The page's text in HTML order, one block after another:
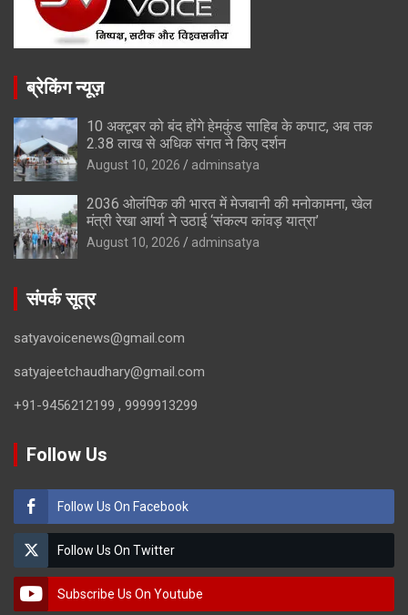
ब्रेकिंग न्यूज़
10 अक्टूबर को बंद होंगे हेमकुंड साहिब के कपाट, अब तक
2.38 लाख से अधिक संगत ने किए दर्शन
August 10, 2026 adminsatya
2036 ओलंपिक की भारत में मेजबानी की मनोकामना, खेल
मंत्री रेखा आर्या ने उठाई ‘संकल्प कांवड़ यात्रा’
August 10, 2026 adminsatya
संपर्क सूत्र
satyavoicenews@gmail.com
satyajeetchaudhary@gmail.com
+91-9456212199 , 9999913299
Follow Us
Follow Us On Facebook
Follow Us On Twitter
Subscribe Us On Youtube